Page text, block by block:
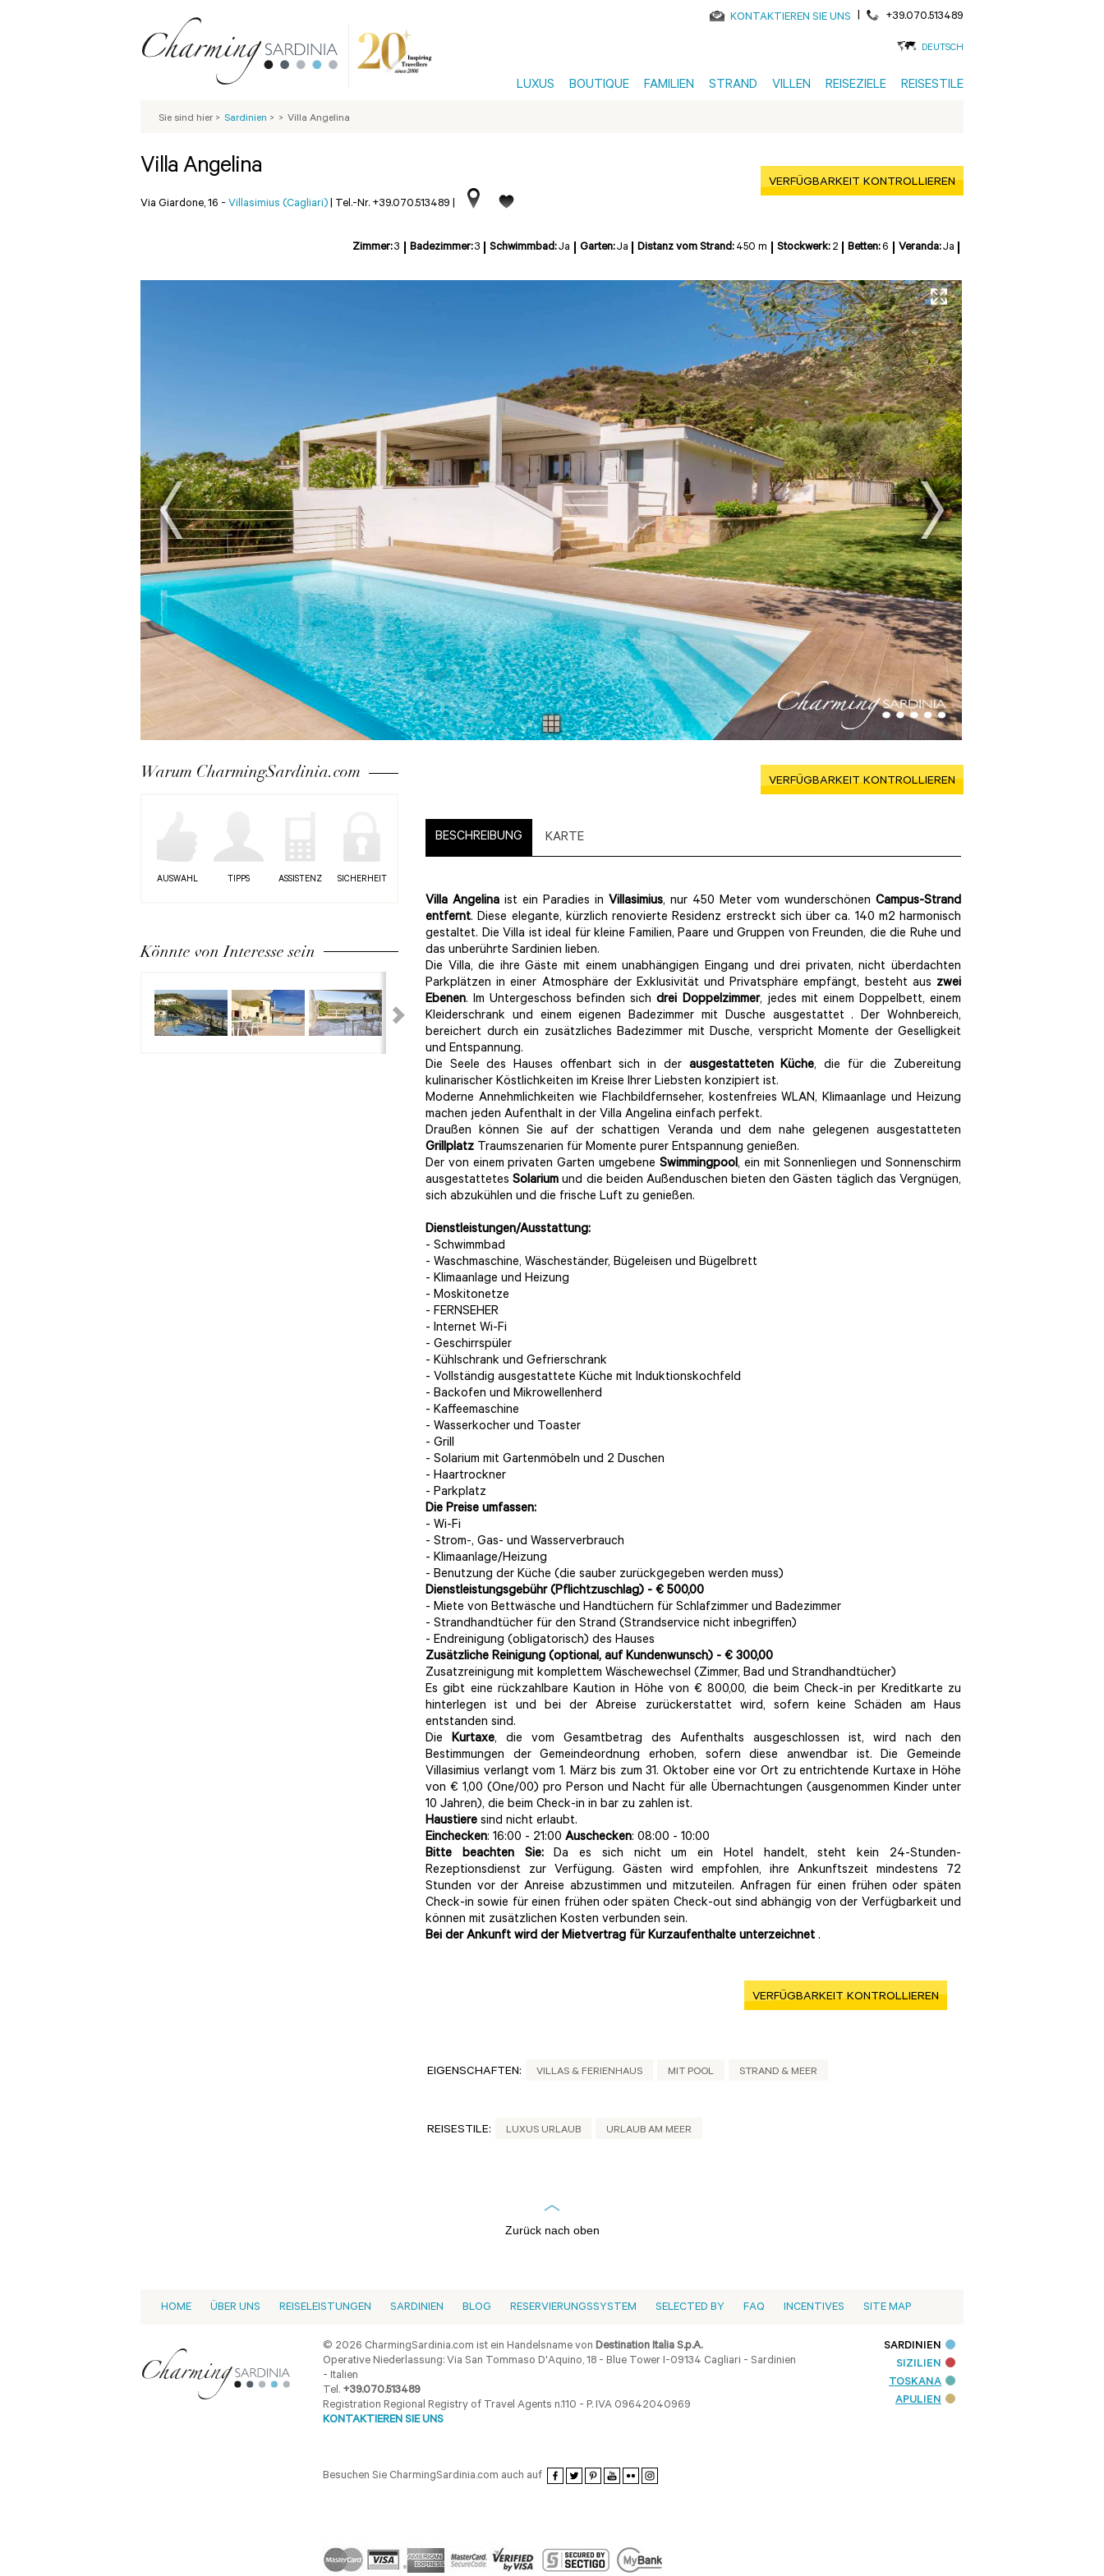
KONTAKTIEREN SIE UNS | +39.070.513489
DEUTSCH
LUXUS BOUTIQUE FAMILIEN STRAND VILLEN REISEZIELE REISESTILE
Sie sind hier > Sardinien > > Villa Angelina
Villa Angelina
Via Giardone, 16 - Villasimius (Cagliari) | Tel.-Nr. +39.070.513489 |
VERFÜGBARKEIT KONTROLLIEREN
Zimmer:3 Badezimmer:3 Schwimmbad:Ja Garten:Ja Distanz vom Strand: 450 m Stockwerk: 2 Betten:6 Veranda:Ja
Next
Warum CharmingSardinia.com
AUSWAHL TIPPS ASSISTENZ SICHERHEIT
Könnte von Interesse sein
VERFÜGBARKEIT KONTROLLIEREN
BESCHREIBUNG KARTE
Villa Angelina ist ein Paradies in Villasimius, nur 450 Meter vom wunderschönen Campus-Strand
entfernt. Diese elegante, kürzlich renovierte Residenz erstreckt sich über ca. 140 m2 harmonisch
gestaltet. Die Villa ist ideal für kleine Familien, Paare und Gruppen von Freunden, die die Ruhe und
das unberührte Sardinien lieben.
Die Villa, die ihre Gäste mit einem unabhängigen Eingang und drei privaten, nicht überdachten
Parkplätzen in einer Atmosphäre der Exklusivität und Privatsphäre empfängt, besteht aus zwei
Ebenen. Im Untergeschoss befinden sichdrei Doppelzimmer, jedes mit einem Doppelbett, einem
Kleiderschrank und einem eigenen Badezimmer mit Dusche ausgestattet . Der Wohnbereich,
bereichert durch ein zusätzliches Badezimmer mit Dusche, verspricht Momente der Geselligkeit
und Entspannung.
Die Seele des Hauses offenbart sich in der ausgestatteten Küche, die für die Zubereitung
kulinarischer Köstlichkeiten im Kreise Ihrer Liebsten konzipiert ist.
Moderne Annehmlichkeiten wie Flachbildfernseher, kostenfreies WLAN, Klimaanlage und Heizung
machen jeden Aufenthalt in der Villa Angelina einfach perfekt.
Draußen können Sie auf der schattigen Veranda und dem nahe gelegenen ausgestatteten
Grillplatz Traumszenarien für Momente purer Entspannung genießen.
Der von einem privaten Garten umgebene Swimmingpool, ein mit Sonnenliegen und Sonnenschirm
ausgestattetesSolarium und die beiden Außenduschen bieten den Gästen täglich das Vergnügen,
sich abzukühlen und die frische Luft zu genießen.
Dienstleistungen/Ausstattung:
- Schwimmbad
- Waschmaschine, Wäscheständer, Bügeleisen und Bügelbrett
- Klimaanlage und Heizung
- Moskitonetze
- FERNSEHER
- Internet Wi-Fi
- Geschirrspüler
- Kühlschrank und Gefrierschrank
- Vollständig ausgestattete Küche mit Induktionskochfeld
- Backofen und Mikrowellenherd
- Kaffeemaschine
- Wasserkocher und Toaster
- Grill
- Solarium mit Gartenmöbeln und 2 Duschen
- Haartrockner
- Parkplatz
Die Preise umfassen:
- Wi-Fi
- Strom-, Gas- und Wasserverbrauch
- Klimaanlage/Heizung
- Benutzung der Küche (die sauber zurückgegeben werden muss)
Dienstleistungsgebühr (Pflichtzuschlag) - € 500,00
- Miete von Bettwäsche und Handtüchern für Schlafzimmer und Badezimmer
- Strandhandtücher für den Strand (Strandservice nicht inbegriffen)
- Endreinigung (obligatorisch) des Hauses
Zusätzliche Reinigung (optional, auf Kundenwunsch) - € 300,00
Zusatzreinigung mit komplettem Wäschewechsel (Zimmer, Bad und Strandhandtücher)
Es gibt eine rückzahlbare Kaution in Höhe von € 800,00, die beim Check-in per Kreditkarte zu
hinterlegen ist und bei der Abreise zurückerstattet wird, sofern keine Schäden am Haus
entstanden sind.
Die Kurtaxe, die vom Gesamtbetrag des Aufenthalts ausgeschlossen ist, wird nach den
Bestimmungen der Gemeindeordnung erhoben, sofern diese anwendbar ist. Die Gemeinde
Villasimius verlangt vom 1. März bis zum 31. Oktober eine vor Ort zu entrichtende Kurtaxe in Höhe
von € 1,00 (One/00) pro Person und Nacht für alle Übernachtungen (ausgenommen Kinder unter
10 Jahren), die beim Check-in in bar zu zahlen ist.
Haustiere sind nicht erlaubt.
Einchecken: 16:00 - 21:00 Auschecken: 08:00 - 10:00
Bitte beachten Sie:Da es sich nicht um ein Hotel handelt, steht kein 24-Stunden-
Rezeptionsdienst zur Verfügung. Gästen wird empfohlen, ihre Ankunftszeit mindestens 72
Stunden vor der Anreise abzustimmen und mitzuteilen. Anfragen für einen frühen oder späten
Check-in sowie für einen frühen oder späten Check-out sind abhängig von der Verfügbarkeit und
können mit zusätzlichen Kosten verbunden sein.
Bei der Ankunft wird der Mietvertrag für Kurzaufenthalte unterzeichnet .
VERFÜGBARKEIT KONTROLLIEREN
EIGENSCHAFTEN: VILLAS & FERIENHAUS MIT POOL STRAND & MEER
REISESTILE: LUXUS URLAUB URLAUB AM MEER
Zurück nach oben
HOME ÜBER UNS REISELEISTUNGEN SARDINIEN BLOG RESERVIERUNGSSYSTEM SELECTED BY FAQ INCENTIVES SITE MAP
© 2026 CharmingSardinia.com ist ein Handelsname vonDestination Italia S.p.A.
Operative Niederlassung: Via San Tommaso D'Aquino, 18 - Blue Tower I-09134 Cagliari - Sardinien
- Italien
Tel. +39.070.513489
Registration Regional Registry of Travel Agents n.110 - P. IVA 09642040969
KONTAKTIEREN SIE UNS
Besuchen Sie CharmingSardinia.com auch auf
SARDINIEN
SIZILIEN
TOSKANA
APULIEN